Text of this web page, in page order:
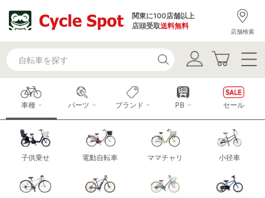
関東に100店舗以上
店頭受取送料無料
店舗検索
車種
子供乗せ 電動自転車 ママチャリ 小径車
パーツ ブランド PB セール